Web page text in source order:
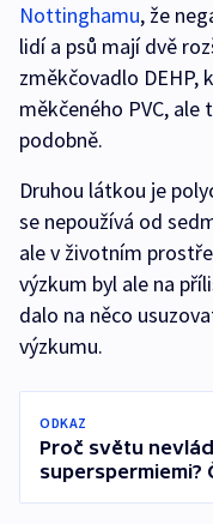
Nottinghamu, že
lidí a psů mají dvě
změkčovadlo DEHP,
měkčeného PVC,
podobně.
Druhou látkou je
se nepoužívá od
ale v životním
výzkum byl ale na
dalo na něco
výzkumu.
ODKAZ
Proč světu
superspermiemi?